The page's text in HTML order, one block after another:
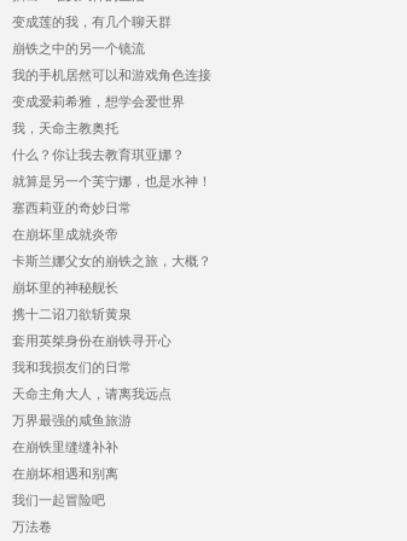
变成莲的我，有几个聊天群
崩铁之中的另一个镜流
我的手机居然可以和游戏角色连接
变成爱莉希雅，想学会爱世界
我，天命主教奥托
什么？你让我去教育琪亚娜？
就算是另一个芙宁娜，也是水神！
塞西莉亚的奇妙日常
在崩坏里成就炎帝
卡斯兰娜父女的崩铁之旅，大概？
崩坏里的神秘舰长
携十二诏刀欲斩黄泉
套用英桀身份在崩铁寻开心
我和我损友们的日常
天命主角大人，请离我远点
万界最强的咸鱼旅游
在崩铁里缝缝补补
在崩坏相遇和别离
我们一起冒险吧
万法卷